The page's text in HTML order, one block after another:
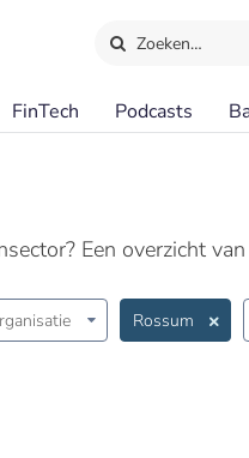
Zoeken…
FinTech Podcasts
Een overzicht
Rossum